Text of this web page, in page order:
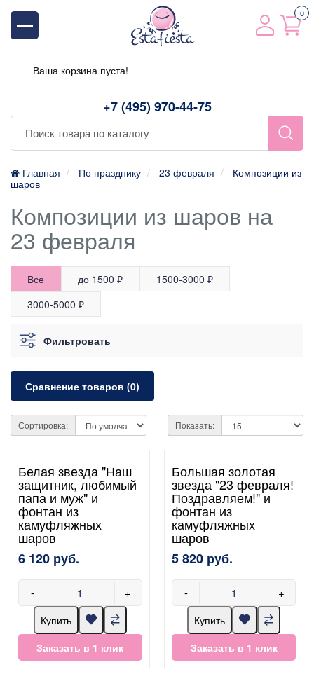
+7 (495) 970-44-75
0
Ваша корзина пуста!
Главная По празднику 23 февраля
Композиции из
шаров
Композиции из шаров на
23 февраля
Все до 1500 ₽
1500-3000 ₽
3000-5000 ₽
Фильтровать
Сравнение товаров (0)
Сортировка: Показать:
Белая звезда "Наш
защитник, любимый
папа и муж" и
фонтан из
камуфляжных
шаров
6 120 руб.
- +
Купить
Заказать в 1 клик
Большая золотая
звезда "23 февраля!
Поздравляем!" и
фонтан из
камуфляжных
шаров
5 820 руб.
- +
Купить
Заказать в 1 клик